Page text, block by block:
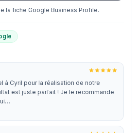
la fiche Google Business Profile.
à Cyril pour la réalisation de notre
est juste parfait ! Je le recommande